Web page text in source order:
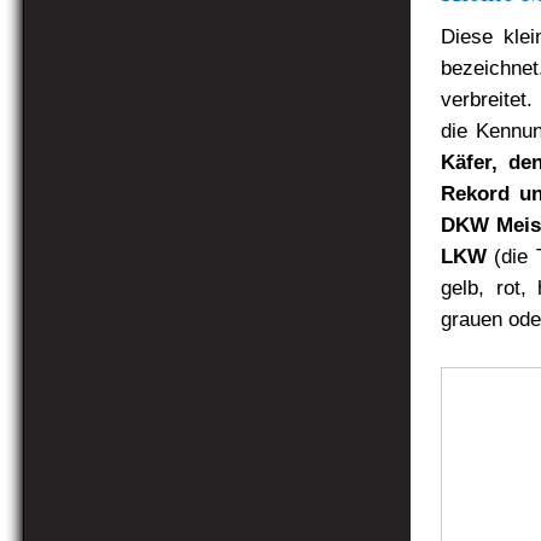
Diese
verbreitet.
die
Käfer,
Rekord
DKW
LKW (die
gelb, rot,
grauen